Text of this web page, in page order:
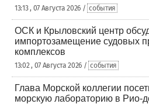
13:13 , 07 Августа 2026 / события
ОСК и Крыловский центр
импортозамещение судовых
комплексов
13:02 , 07 Августа 2026 / события
Глава Морской коллегии
морскую лабораторию в Рио-